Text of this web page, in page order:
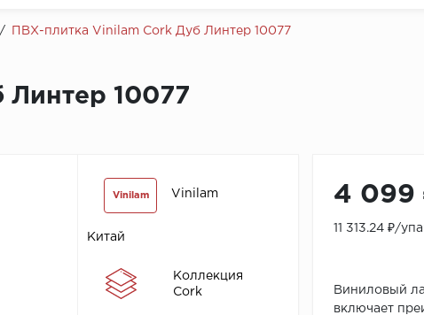
/ ПВХ-плитка Vinilam Cork Дуб Линтер 10077
Линтер 10077
Vinilam Vinilam
Китай
Коллекция
Cork
4 099
11 313.24 ₽/
Виниловый
включает